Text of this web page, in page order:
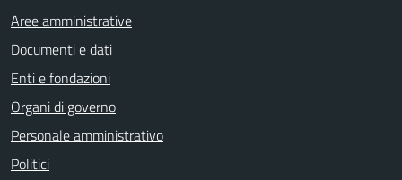
Aree amministrative
Documenti e dati
Enti e fondazioni
Organi di governo
Personale amministrativo
Politici